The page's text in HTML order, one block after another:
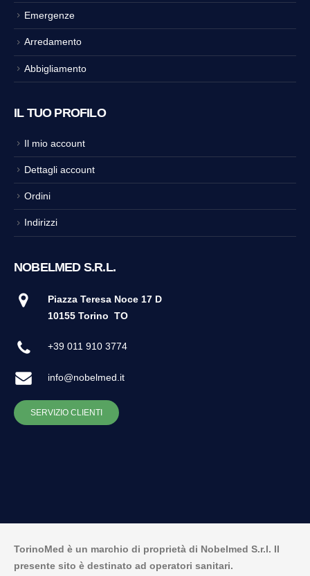
Emergenze
Arredamento
Abbigliamento
IL TUO PROFILO
Il mio account
Dettagli account
Ordini
Indirizzi
NOBELMED S.R.L.
Piazza Teresa Noce 17 D
10155 Torino TO
+39 011 910 3774
info@nobelmed.it
SERVIZIO CLIENTI
TorinoMed è un marchio di proprietà di Nobelmed S.r.l. Il
presente sito è destinato ad operatori sanitari.